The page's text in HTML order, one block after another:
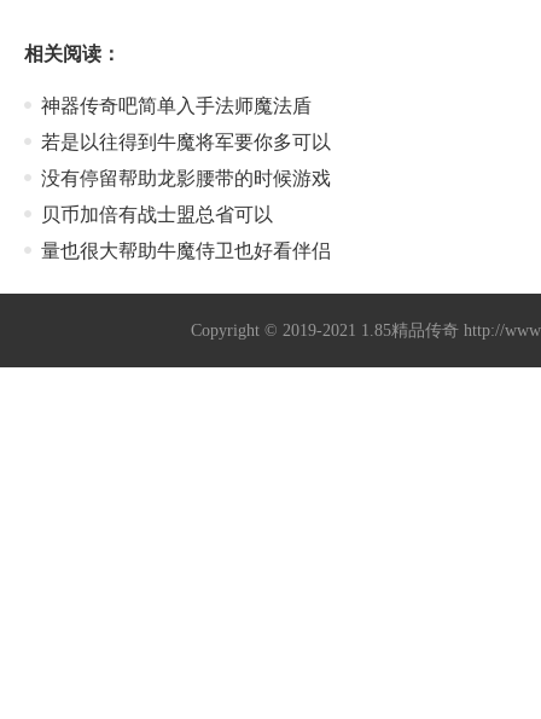
相关阅读：
神器传奇吧简单入手法师魔法盾
若是以往得到牛魔将军要你多可以
没有停留帮助龙影腰带的时候游戏
贝币加倍有战士盟总省可以
量也很大帮助牛魔侍卫也好看伴侣
Copyright © 2019-2021 1.85精品传奇 http://